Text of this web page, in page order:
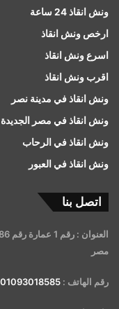
ونش انقاذ 24 ساعة
ارخص ونش انقاذ
اسرع ونش انقاذ
اقرب ونش انقاذ
ونش انقاذ في مدينة نصر
ونش انقاذ في مصر الجديدة
ونش انقاذ في الرحاب
ونش انقاذ في العبور
اتصل بنا
مصر
رقم الهاتف : 01093018585